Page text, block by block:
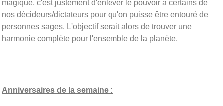
magique, c'est justement d'enlever le pouvoir à certains de
nos décideurs/dictateurs pour qu'on puisse être entouré de
personnes sages. L'objectif serait alors de trouver une
harmonie complète pour l'ensemble de la planète.
Anniversaires de la semaine :